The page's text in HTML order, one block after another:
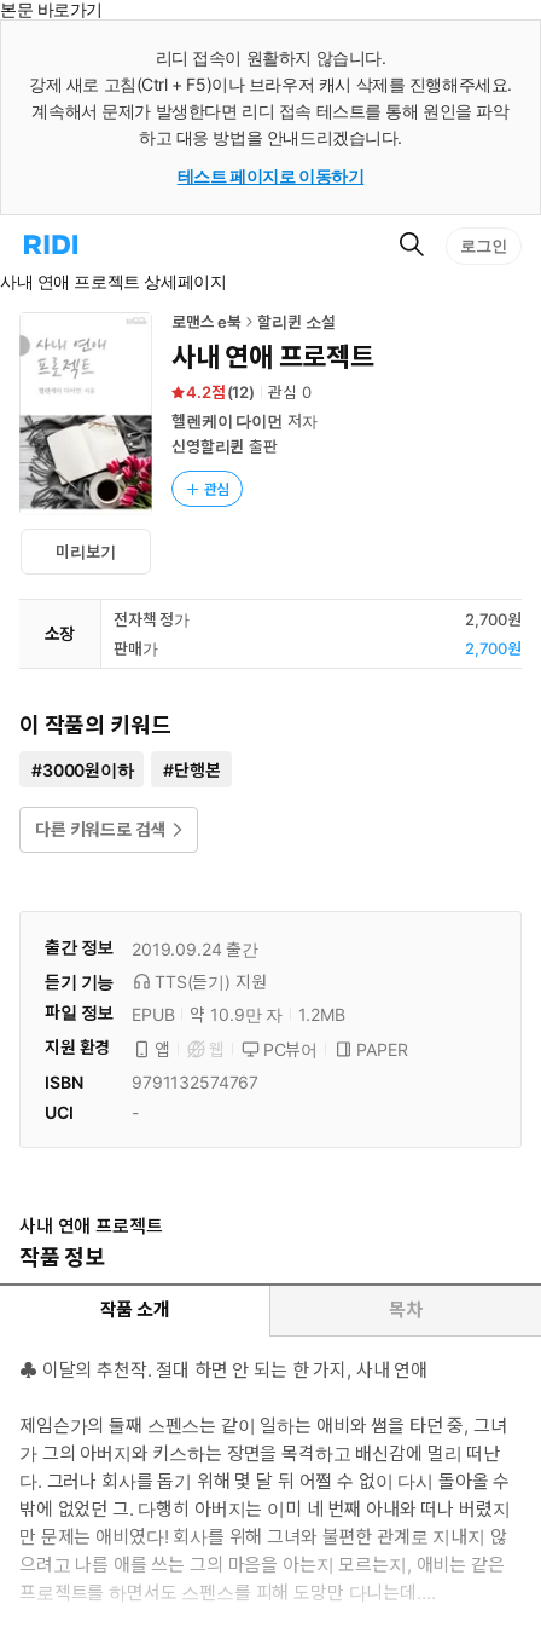
본문 바로가기
리디 접속이 원활하지 않습니다.
강제 새로 고침(Ctrl + F5)이나 브라우저 캐시 삭제를 진행해주세요.
계속해서 문제가 발생한다면 리디 접속 테스트를 통해 원인을 파악
하고 대응 방법을 안내드리겠습니다.
테스트 페이지로 이동하기
리
홈
로
이
동
검
로그인
사내 연애 프로젝트 상세페이지
미리보기
로맨스 e북 할리퀸 소설
사내 연애 프로젝트
4.2 (12) 관심 0
헬렌케이 다이먼 저자
신영할리퀸 출판
관심
소장
전자책 정가
2,700원
판매가
2,700원
이 작품의 키워드
#3000원이하 #단행본
다른 키워드로 검색
출간 정보 2019.09.24 출간
듣기 기능
TTS(듣기) 지원
파일 정보
EPUB 약 10.9만 자
1.2MB
지원 환경
앱 웹 PC뷰어
PAPER
ISBN
9791132574767
UCI
-
사내 연애 프로젝트
작품 정보
작품 소개 목차
♣ 이달의 추천작. 절대 하면 안 되는 한 가지, 사내 연애
제임슨가의 둘째 스펜스는 같이 일하는 애비와 썸을 타던 중, 그녀
가 그의 아버지와 키스하는 장면을 목격하고 배신감에 멀리 떠난
다. 그러나 회사를 돕기 위해 몇 달 뒤 어쩔 수 없이 다시 돌아올 수
밖에 없었던 그. 다행히 아버지는 이미 네 번째 아내와 떠나 버렸지
만 문제는 애비였다! 회사를 위해 그녀와 불편한 관계로 지내지 않
으려고 나름 애를 쓰는 그의 마음을 아는지 모르는지, 애비는 같은
프로젝트를 하면서도 스펜스를 피해 도망만 다니는데….